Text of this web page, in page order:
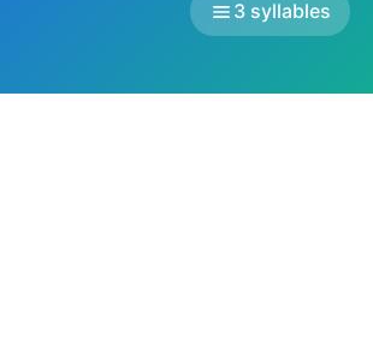
3 syllables